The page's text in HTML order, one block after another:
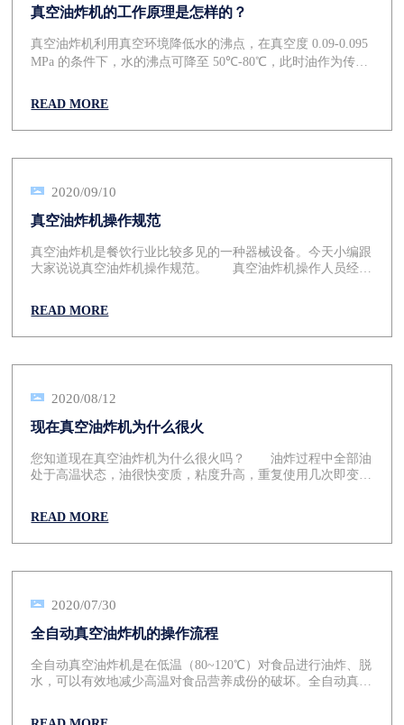
真空油炸机的工作原理是怎样的？
真空油炸机利用真空环境降低水的沸点，在真空度 0.09-0.095
MPa 的条件下，水的沸点可降至 50℃-80℃，此时油作为传热
READ MORE
2020/09/10
真空油炸机操作规范
真空油炸机是餐饮行业比较多见的一种器械设备。今天小编跟
大家说说真空油炸机操作规范。 真空油炸机操作人员经过
理。 1.真空油炸机加料:开启真空泵，在达到一定的负压的
时候，将吸料管连接上吸料。 2.使用真空泵抽真空并保持
置按钮，可以根据不同的需要来进行设置。使其发挥出大的效
的滚动时间来进行设置滚揉时间，真空油炸机生产时会有一定
间和工作时间为分别设置，拥有的时间控制按钮。 5.将控
器开始按设定方式运行。 6.工作结束后要停止真空油炸机
的工作，旋转控制面板的旋钮到停的位置就可以，若是设置好
7.工作的尾部工作就是出料清洗，等到滚筒内外的压力平衡
的清洗剂配水进行清洗。再用清水清洗。 真空油炸机可以
READ MORE
2020/08/12
现在真空油炸机为什么很火
您知道现在真空油炸机为什么很火吗？ 油炸过程中全部油
处于高温状态，油很快变质，粘度升高，重复使用几次即变成
癌物质，而且高温下长时间使用的油，会产生热氧化反应，生
成不饱和脂肪酸的过氧化物，直接妨碍机体对油脂和蛋白质的
含油量低，产品处于负压状态，在这种相对缺氧的条件下进行
褐变和其他氧化变质等）所带来的危害。在负压状态，以油作
蒸发而喷出，使组织形成疏松多孔的结构，所以真空油炸产品
食品生产发展的趋势，这是现在真空油炸机为什么很火的原
因。
READ MORE
2020/07/30
全自动真空油炸机的操作流程
全自动真空油炸机是在低温（80~120℃）对食品进行油炸、脱
水，可以有效地减少高温对食品营养成份的破坏。全自动真空